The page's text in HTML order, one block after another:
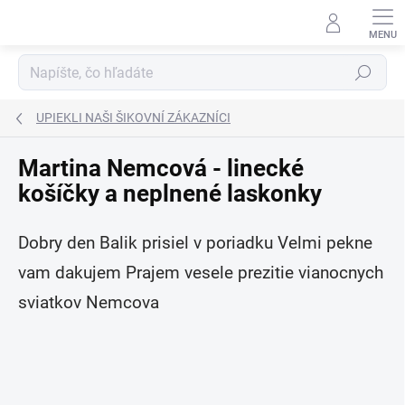
Hľadať
UPIEKLI NAŠI ŠIKOVNÍ ZÁKAZNÍCI
Martina Nemcová - linecké
košíčky a neplnené laskonky
Dobry den Balik prisiel v poriadku Velmi pekne
vam dakujem Prajem vesele prezitie vianocnych
sviatkov Nemcova